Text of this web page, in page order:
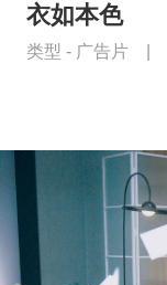
衣如本色
类型 - 广告片